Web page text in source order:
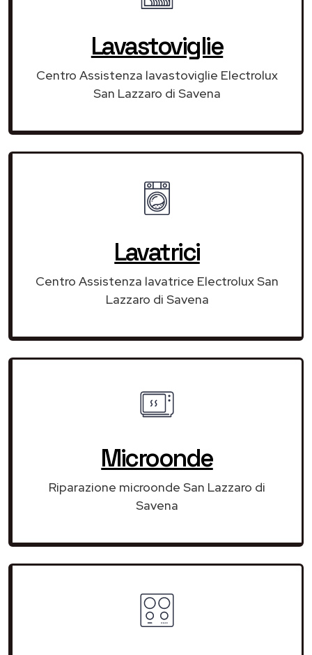
Lavastoviglie
Centro Assistenza lavastoviglie Electrolux
San Lazzaro di Savena
Lavatrici
Centro Assistenza lavatrice Electrolux San
Lazzaro di Savena
Microonde
Riparazione microonde San Lazzaro di
Savena